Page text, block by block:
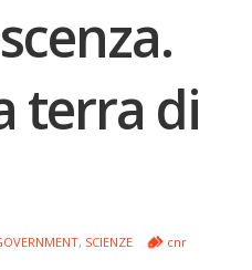
terra di
, SCIENZE
cnr